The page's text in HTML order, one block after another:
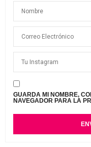
GUARDA MI NOMBRE,
NAVEGADOR PARA LA